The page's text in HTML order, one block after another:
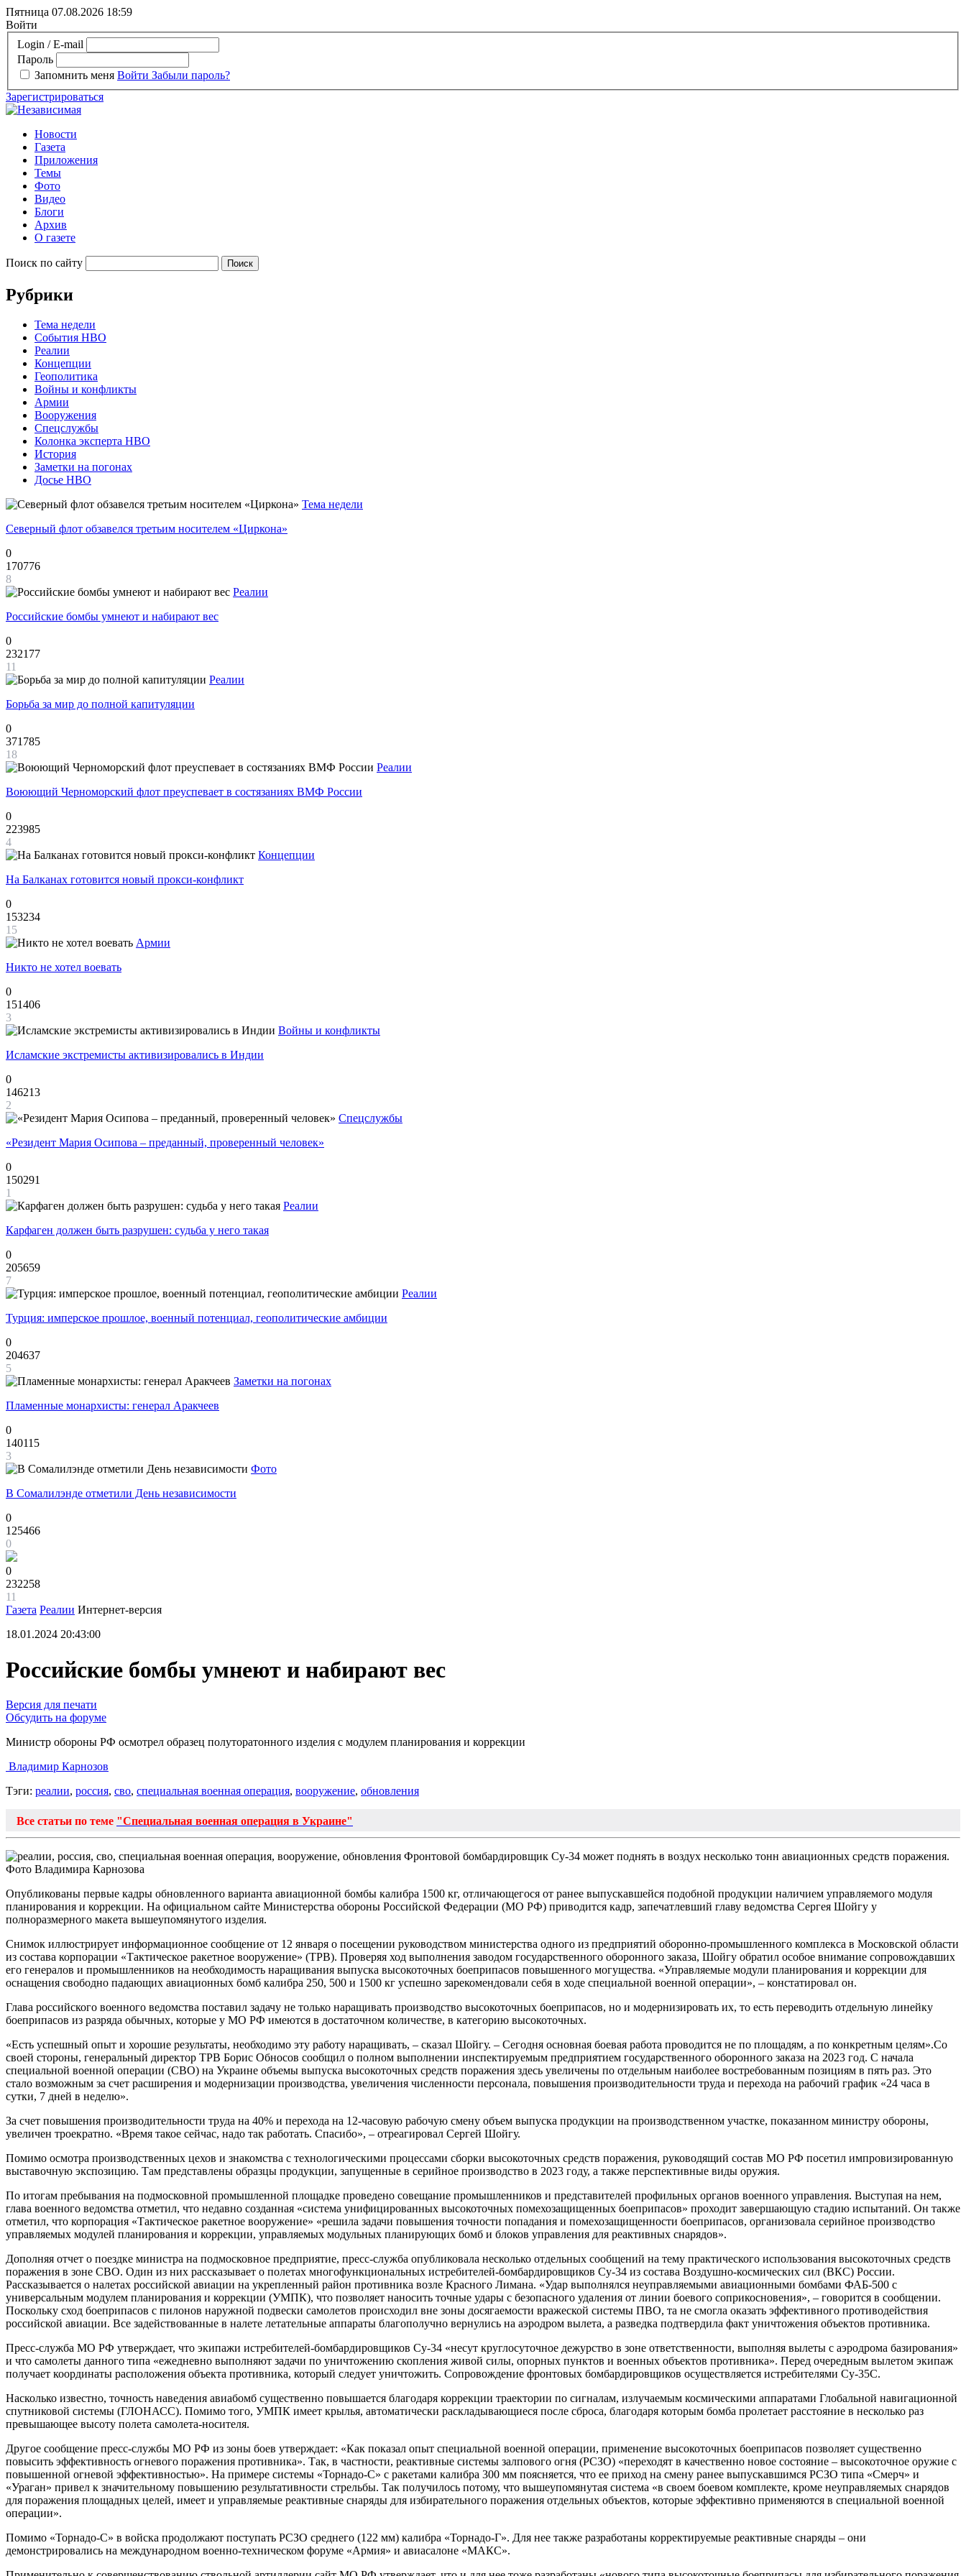
Пятница 07.08.2026 18:59
Войти
Login / E-mail
Пароль
Запомнить меня Войти Забыли пароль?
Зарегистрироваться
Новости
Газета
Приложения
Темы
Фото
Видео
Блоги
Архив
О газете
Поиск по сайту
Рубрики
Тема недели
События НВО
Реалии
Концепции
Геополитика
Войны и конфликты
Армии
Вооружения
Спецслужбы
Колонка эксперта НВО
История
Заметки на погонах
Досье НВО
Тема недели
Северный флот обзавелся третьим носителем «Циркона»
0
170776
8
Реалии
Российские бомбы умнеют и набирают вес
0
232177
11
Реалии
Борьба за мир до полной капитуляции
0
371785
18
Реалии
Воюющий Черноморский флот преуспевает в состязаниях ВМФ России
0
223985
4
Концепции
На Балканах готовится новый прокси-конфликт
0
153234
15
Армии
Никто не хотел воевать
0
151406
3
Войны и конфликты
Исламские экстремисты активизировались в Индии
0
146213
2
Спецслужбы
«Резидент Мария Осипова – преданный, проверенный человек»
0
150291
1
Реалии
Карфаген должен быть разрушен: судьба у него такая
0
205659
7
Реалии
Турция: имперское прошлое, военный потенциал, геополитические амбиции
0
204637
5
Заметки на погонах
Пламенные монархисты: генерал Аракчеев
0
140115
3
Фото
В Сомалилэнде отметили День независимости
0
125466
0
0
232258
11
Газета Реалии Интернет-версия
18.01.2024 20:43:00
Российские бомбы умнеют и набирают вес
Версия для печати
Обсудить на форуме
Министр обороны РФ осмотрел образец полуторатонного изделия с модулем планирования и коррекции
Владимир Карнозов
Тэги: реалии, россия, сво, специальная военная операция, вооружение, обновления
Все статьи по теме "Специальная военная операция в Украине"
Фронтовой бомбардировщик Су-34 может поднять в воздух несколько тонн авиационных средств поражения.
Фото Владимира Карнозова
Опубликованы первые кадры обновленного варианта авиационной бомбы калибра 1500 кг, отличающегося от ранее выпускавшейся подобной продукции наличием управляемого модуля
планирования и коррекции. На официальном сайте Министерства обороны Российской Федерации (МО РФ) приводится кадр, запечатлевший главу ведомства Сергея Шойгу у
полноразмерного макета вышеупомянутого изделия.
Снимок иллюстрирует информационное сообщение от 12 января о посещении руководством министерства одного из предприятий оборонно-промышленного комплекса в Московской области
из состава корпорации «Тактическое ракетное вооружение» (ТРВ). Проверяя ход выполнения заводом государственного оборонного заказа, Шойгу обратил особое внимание сопровождавших
его генералов и промышленников на необходимость наращивания выпуска высокоточных боеприпасов повышенного могущества. «Управляемые модули планирования и коррекции для
оснащения свободно падающих авиационных бомб калибра 250, 500 и 1500 кг успешно зарекомендовали себя в ходе специальной военной операции», – констатировал он.
Глава российского военного ведомства поставил задачу не только наращивать производство высокоточных боеприпасов, но и модернизировать их, то есть переводить отдельную линейку
боеприпасов из разряда обычных, которые у МО РФ имеются в достаточном количестве, в категорию высокоточных.
«Есть успешный опыт и хорошие результаты, необходимо эту работу наращивать, – сказал Шойгу. – Сегодня основная боевая работа проводится не по площадям, а по конкретным целям».Со
своей стороны, генеральный директор ТРВ Борис Обносов сообщил о полном выполнении инспектируемым предприятием государственного оборонного заказа на 2023 год. С начала
специальной военной операции (СВО) на Украине объемы выпуска высокоточных средств поражения здесь увеличены по отдельным наиболее востребованным позициям в пять раз. Это
стало возможным за счет расширения и модернизации производства, увеличения численности персонала, повышения производительности труда и перехода на рабочий график «24 часа в
сутки, 7 дней в неделю».
За счет повышения производительности труда на 40% и перехода на 12-часовую рабочую смену объем выпуска продукции на производственном участке, показанном министру обороны,
увеличен троекратно. «Время такое сейчас, надо так работать. Спасибо», – отреагировал Сергей Шойгу.
Помимо осмотра производственных цехов и знакомства с технологическими процессами сборки высокоточных средств поражения, руководящий состав МО РФ посетил импровизированную
выставочную экспозицию. Там представлены образцы продукции, запущенные в серийное производство в 2023 году, а также перспективные виды оружия.
По итогам пребывания на подмосковной промышленной площадке проведено совещание промышленников и представителей профильных органов военного управления. Выступая на нем,
глава военного ведомства отметил, что недавно созданная «система унифицированных высокоточных помехозащищенных боеприпасов» проходит завершающую стадию испытаний. Он также
отметил, что корпорация «Тактическое ракетное вооружение» «решила задачи повышения точности попадания и помехозащищенности боеприпасов, организовала серийное производство
управляемых модулей планирования и коррекции, управляемых модульных планирующих бомб и блоков управления для реактивных снарядов».
Дополняя отчет о поездке министра на подмосковное предприятие, пресс-служба опубликовала несколько отдельных сообщений на тему практического использования высокоточных средств
поражения в зоне СВО. Один из них рассказывает о полетах многофункциональных истребителей-бомбардировщиков Су-34 из состава Воздушно-космических сил (ВКС) России.
Рассказывается о налетах российской авиации на укрепленный район противника возле Красного Лимана. «Удар выполнялся неуправляемыми авиационными бомбами ФАБ-500 с
универсальным модулем планирования и коррекции (УМПК), что позволяет наносить точные удары с безопасного удаления от линии боевого соприкосновения», – говорится в сообщении.
Поскольку сход боеприпасов с пилонов наружной подвески самолетов происходил вне зоны досягаемости вражеской системы ПВО, та не смогла оказать эффективного противодействия
российской авиации. Все задействованные в налете летательные аппараты благополучно вернулись на аэродром вылета, а разведка подтвердила факт уничтожения объектов противника.
Пресс-служба МО РФ утверждает, что экипажи истребителей-бомбардировщиков Су-34 «несут круглосуточное дежурство в зоне ответственности, выполняя вылеты с аэродрома базирования»
и что самолеты данного типа «ежедневно выполняют задачи по уничтожению скопления живой силы, опорных пунктов и военных объектов противника». Перед очередным вылетом экипаж
получает координаты расположения объекта противника, который следует уничтожить. Сопровождение фронтовых бомбардировщиков осуществляется истребителями Су-35С.
Насколько известно, точность наведения авиабомб существенно повышается благодаря коррекции траектории по сигналам, излучаемым космическими аппаратами Глобальной навигационной
спутниковой системы (ГЛОНАСС). Помимо того, УМПК имеет крылья, автоматически раскладывающиеся после сброса, благодаря которым бомба пролетает расстояние в несколько раз
превышающее высоту полета самолета-носителя.
Другое сообщение пресс-службы МО РФ из зоны боев утверждает: «Как показал опыт специальной военной операции, применение высокоточных боеприпасов позволяет существенно
повысить эффективность огневого поражения противника». Так, в частности, реактивные системы залпового огня (РСЗО) «переходят в качественно новое состояние – высокоточное оружие с
повышенной огневой эффективностью». На примере системы «Торнадо-С» с ракетами калибра 300 мм поясняется, что ее приход на смену ранее выпускавшимся РСЗО типа «Смерч» и
«Ураган» привел к значительному повышению результативности стрельбы. Так получилось потому, что вышеупомянутая система «в своем боевом комплекте, кроме неуправляемых снарядов
для поражения площадных целей, имеет и управляемые реактивные снаряды для избирательного поражения отдельных объектов, которые эффективно применяются в специальной военной
операции».
Помимо «Торнадо-С» в войска продолжают поступать РСЗО среднего (122 мм) калибра «Торнадо-Г». Для нее также разработаны корректируемые реактивные снаряды – они
демонстрировались на международном военно-техническом форуме «Армия» и авиасалоне «МАКС».